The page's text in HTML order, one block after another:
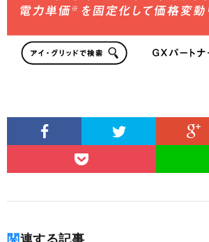
関連する記事